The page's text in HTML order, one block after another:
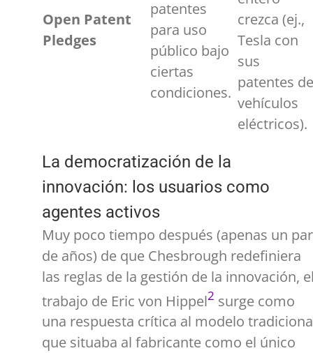
Open Patent
Pledges
patentes
para uso
público bajo
ciertas
condiciones.
crezca (ej.,
Tesla con
sus
patentes de
vehículos
eléctricos).
La democratización de la
innovación: los usuarios como
agentes activos
Muy poco tiempo después (apenas un par
de años) de que Chesbrough redefiniera
las reglas de la gestión de la innovación,
trabajo de Eric von Hippel2 surge como
una respuesta crítica al modelo
que situaba al fabricante como el único